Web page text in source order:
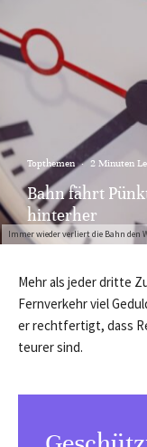
Immer wieder verliert die Bahn den
Topthemen · 2 Minuten
Bahn fährt
hinterher
Mehr als jeder dritte
Fernverkehr viel
er rechtfertigt, dass
teurer sind.